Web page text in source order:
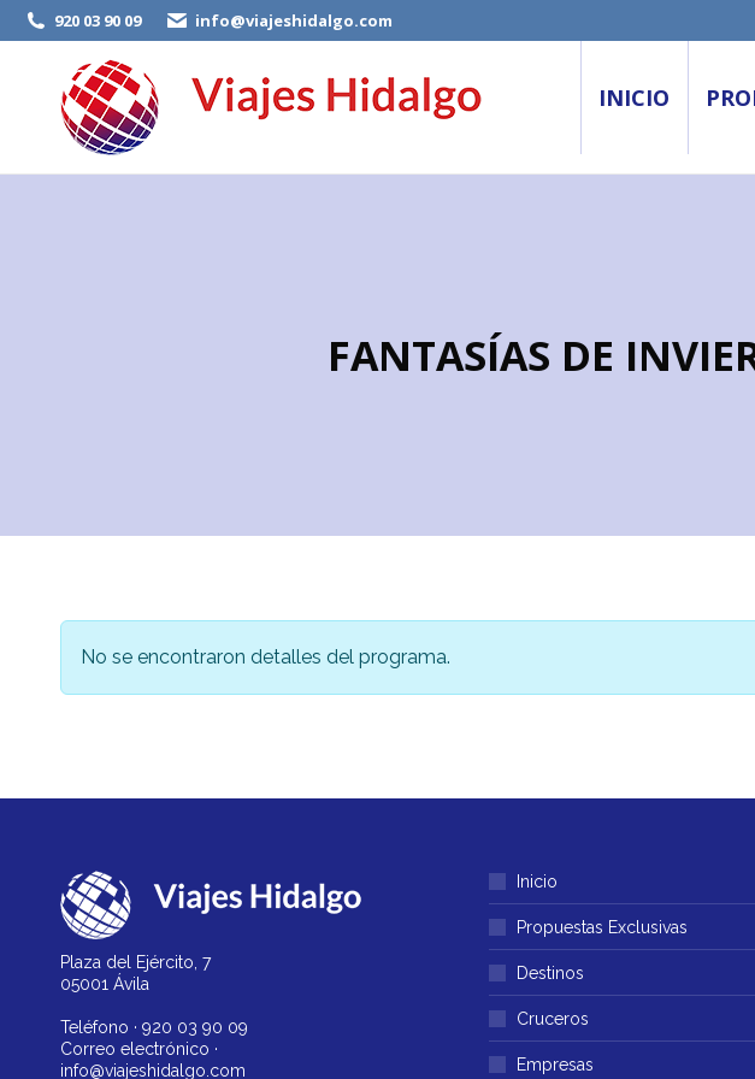
920 03 90 09 info@viajeshidalgo.com
INICIO
FANTASÍAS DE
No se encontraron detalles del programa.
Plaza del Ejército, 7
05001 Ávila
Teléfono · 920 03 90 09
Correo electrónico ·
info@viajeshidalgo.com
Inicio
Propuestas Exclusivas
Destinos
Cruceros
Empresas